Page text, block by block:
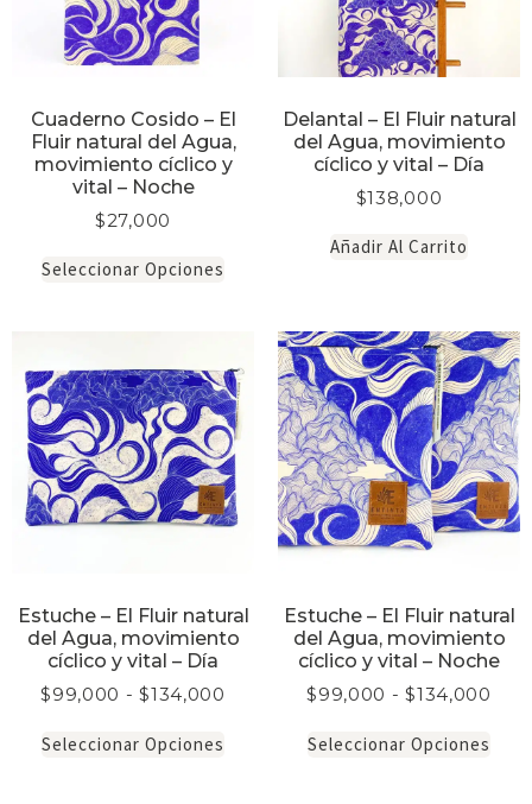
Cuaderno Cosido – El
Fluir natural del Agua,
movimiento cíclico y
vital – Noche
$27,000
Seleccionar Opciones
Delantal – El Fluir natural
del Agua, movimiento
cíclico y vital – Día
$138,000
Añadir Al Carrito
Estuche – El Fluir natural
del Agua, movimiento
cíclico y vital – Día
$99,000 - $134,000
Seleccionar Opciones
Estuche – El Fluir natural
del Agua, movimiento
cíclico y vital – Noche
$99,000 - $134,000
Seleccionar Opciones